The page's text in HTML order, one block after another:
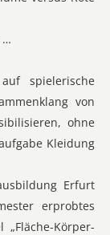
…
spielerische
von
ohne
Kleidung
Erfurt
erprobtes
Körper-